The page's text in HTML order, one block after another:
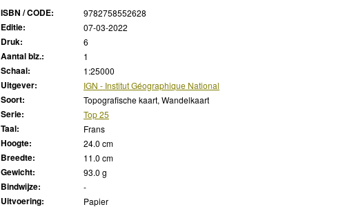
ISBN / CODE: 9782758552628
Editie: 07-03-2022
Druk: 6
Aantal blz.: 1
Schaal: 1:25000
Uitgever: IGN - Institut Géographique National
Soort: Topografische kaart, Wandelkaart
Serie: Top 25
Taal: Frans
Hoogte: 24.0 cm
Breedte: 11.0 cm
Gewicht: 93.0 g
Bindwijze: -
Uitvoering:
Papier